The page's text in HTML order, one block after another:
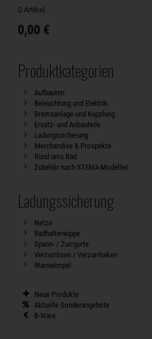
0 Artikel
0,00 €
Produktkategorien
Aufbauten
Beleuchtung und Elektrik
Bremsanlage und Kupplung
Ersatz- und Anbauteile
Ladungssicherung
Merchandise & Prospekte
Rund ums Rad
Zubehör nach STEMA-Modellen
Ladungssicherung
Netze
Radhalterwippe
Spann- / Zurrgurte
Verzurrösen / Verzurrhaken
Warnwimpel
Neue Produkte
Aktuelle Sonderangebote
B-Ware